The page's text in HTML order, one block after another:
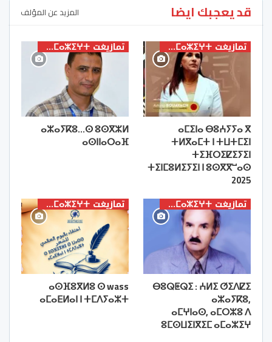
قد يعجبك ايضا المزيد عن المؤلف
تمازيغت ⵜⴰⵎⴰⵣⵉⵖⵜ
ⴰⵎⵉⵏⴰ ⴱⵓⵄⵢⵢⴰ ⴳ
ⵜⵍⴳⴰⵎⵜ ⵏ ⵜⵡⵜⵎⵉⵏ
ⵜⵉⴼⵔⵉⵇⵉⵢⵉⵏ
ⵜⵉⵏⵎⵓⵍⵉⵢⵉⵏ ⵏ ⵓⵙⴳⴳⵯⴰⵙ
2025
تمازيغت ⵜⴰⵎⴰⵣⵉⵖⵜ
ⴰⵣⴰⵢⴽⵓ…ⵙ ⵓⵙⴳⵣⵍ
ⴰⵙⵏⵏⴰⵔⴰⴼ
تمازيغت ⵜⴰⵎⴰⵣⵉⵖⵜ
ⴱⵓⵕⵟⵕⵉ : ⵄⵍⵉ ⵚⵉⴷⵇⵉ
ⴰⵣⴰⵢⴽⵓ,
ⴰⵎⵖⵏⴰⵙ, ⴰⵎⵔⵣⵓ ⴷ
ⵓⵎⵙⵡⵉⵏⴳⵉⵎ ⴰⵎⴰⵣⵉⵖ
تمازيغت ⵜⴰⵎⴰⵣⵉⵖⵜ
ⴰⵙⴼⵓⴳⵍⵓ ⵙ wass
ⴰⵎⴰⴹⵍⴰⵏ ⵏ ⵜⵎⴷⵢⴰⵣⵜ